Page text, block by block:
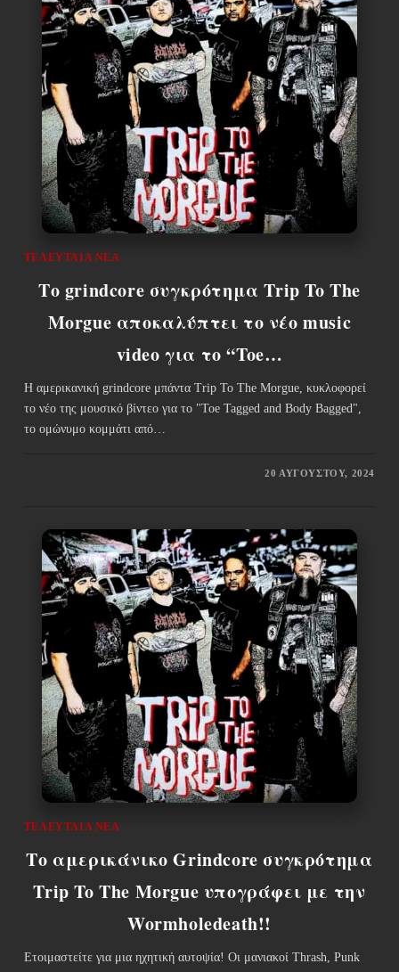
ΤΕΛΕΥΤΑΊΑ ΝΈΑ
Το grindcore συγκρότημα Trip To The
Morgue αποκαλύπτει το νέο music
video για το “Toe…
Η αμερικανική grindcore μπάντα Trip To The Morgue, κυκλοφορεί
το νέο της μουσικό βίντεο για το "Toe Tagged and Body Bagged",
το ομώνυμο κομμάτι από…
20 ΑΥΓΟΎΣΤΟΥ, 2024
ΤΕΛΕΥΤΑΊΑ ΝΈΑ
Το αμερικάνικο Grindcore συγκρότημα
Trip To The Morgue υπογράφει με την
Wormholedeath!!
Ετοιμαστείτε για μια ηχητική αυτοψία! Οι μανιακοί Thrash, Punk